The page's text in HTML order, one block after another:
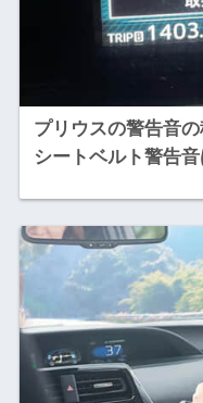
プリウスの警告音
シートベルト警告